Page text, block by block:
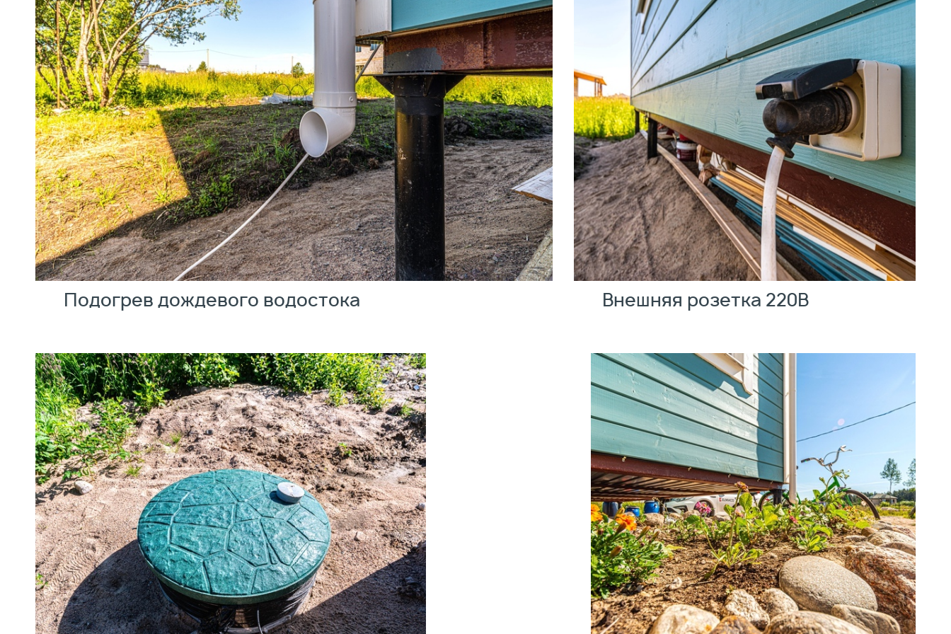
Подогрев дождевого водостока Внешняя розетка 220В